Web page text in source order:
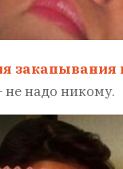
закапывания
не надо никому.